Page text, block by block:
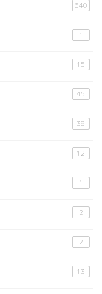
640
1
15
45
38
12
1
2
2
13